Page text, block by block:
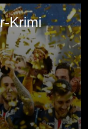
Krimi
la Ligue gegen
01.08.20
seinen
vor 9 Std.